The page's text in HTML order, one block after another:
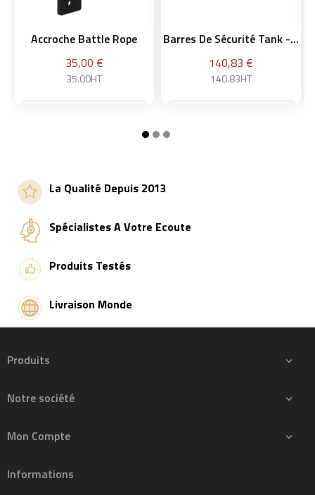
Accroche Battle Rope
Prix
35,00 €
35.00HT
Barres De Sécurité Tank -...
Prix
140,83 €
140.83HT
La Qualité Depuis 2013
Spécialistes A Votre Ecoute
Produits Testés
Livraison Monde
Produits 
Notre société 
Mon Compte 
Informations